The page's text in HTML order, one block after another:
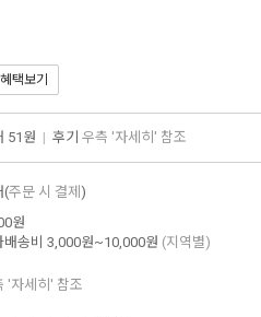
혜택보기
51원 | 후기 우측 '자세히' 참조
(주문 시 결제 )
원
송비
3,000원~10,000원 (지역별)
'자세히' 참조